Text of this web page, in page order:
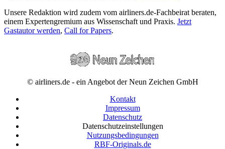
Unsere Redaktion wird zudem vom airliners.de-Fachbeirat beraten,
einem Expertengremium aus Wissenschaft und Praxis. Jetzt
Gastautor werden, Call for Papers.
© airliners.de - ein Angebot der Neun Zeichen GmbH
Kontakt
Impressum
Datenschutz
Datenschutzeinstellungen
Nutzungsbedingungen
RBF-Originals.de